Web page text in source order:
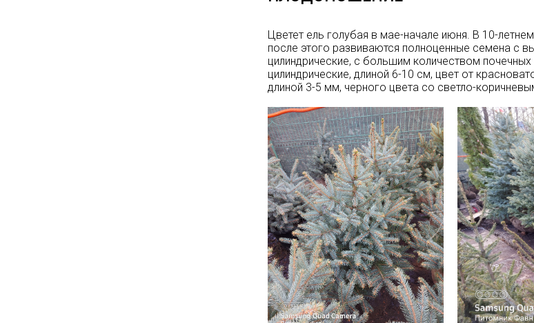
Цветет ель голубая в мае-начале июня. В 10-
после этого развиваются полноценные семена с
цилиндрические, с большим количеством
цилиндрические, длиной 6-10 см, цвет от
длиной 3-5 мм, черного цвета со светло-